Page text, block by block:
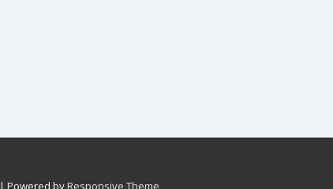
| Powered byResponsive Theme